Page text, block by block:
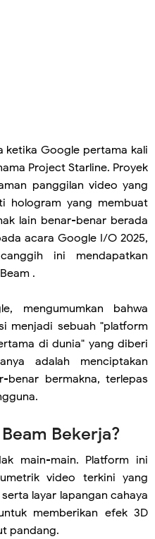
ketika Google pertama kali
Project Starline. Proyek
panggilan video yang
hologram yang membuat
lain benar-benar berada
acara Google I/O 2025,
ini mendapatkan
.
mengumumkan bahwa
menjadi sebuah "platform
di dunia" yang diberi
adalah menciptakan
benar bermakna, terlepas
Bekerja?
main-main. Platform ini
video terkini yang
layar lapangan cahaya
memberikan efek 3D
pandang.